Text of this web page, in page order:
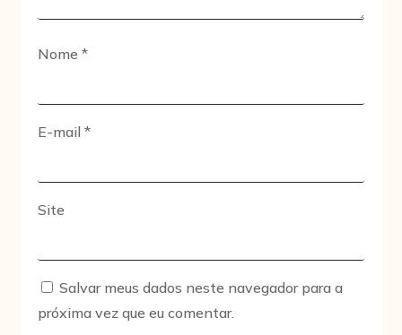
Nome*
E-mail*
Site
Salvar meus dados neste navegador para a
próxima vez que eu comentar.